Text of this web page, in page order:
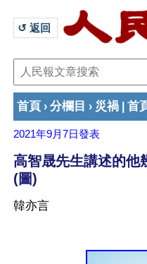
↺ 返回
首頁 › 分欄目 › 災禍 首
2021年9月7日發表
高智晟先生講述的他
(圖)
韓亦言